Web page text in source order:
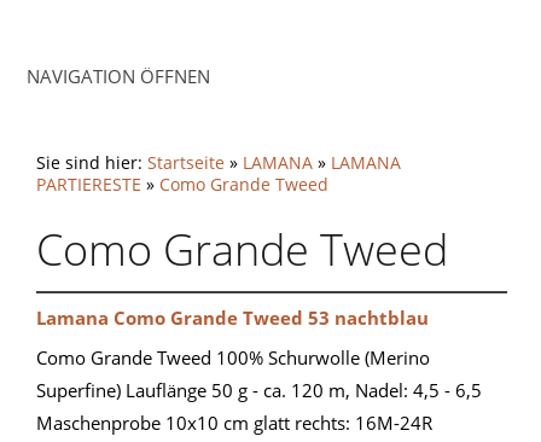
NAVIGATION ÖFFNEN
Sie sind hier: Startseite » LAMANA » LAMANA
PARTIERESTE » Como Grande Tweed
Como Grande Tweed
Lamana Como Grande Tweed 53 nachtblau
Como Grande Tweed 100% Schurwolle (Merino
Superfine) Lauflänge 50 g - ca. 120 m, Nadel: 4,5 - 6,5
Maschenprobe 10x10 cm glatt rechts: 16M-24R